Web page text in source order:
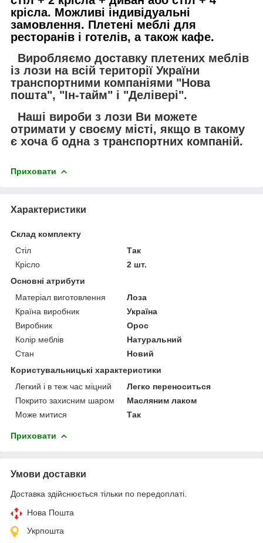
крісла. Можливі індивідуальні
замовлення. Плетені меблі для
ресторанів і готелів, а також кафе.
Виробляємо доставку плетених меблів
із лози на всій території України
транспортними компаніями "Нова
пошта", "Ін-тайм" і "Делівері".
Наші вироби з лози Ви можете
отримати у своєму місті, якщо в такому
є хоча б одна з транспортних компаній.
Приховати
Характеристики
Склад комплекту
Стіл
Так
Крісло
2 шт.
Основні атрибути
Матеріал виготовлення
Лоза
Країна виробник
Україна
Виробник
Орос
Колір меблів
Натуральний
Стан
Новий
Користувальницькі характеристики
Легкий і в теж час міцний
Легко переноситься
Покрито захисним шаром
Масляним лаком
Може митися
Так
Приховати
Умови доставки
Доставка здійснюється тільки по передоплаті.
Нова Пошта
Укрпошта